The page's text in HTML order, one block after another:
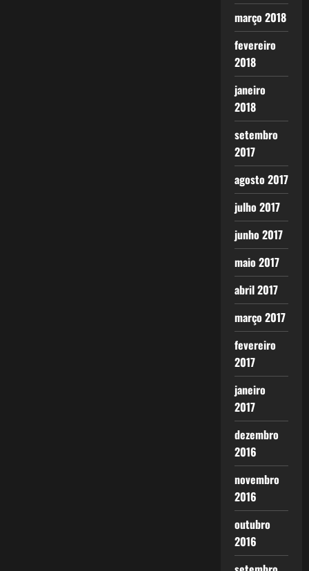
março 2018
fevereiro
2018
janeiro
2018
setembro
2017
agosto 2017
julho 2017
junho 2017
maio 2017
abril 2017
março 2017
fevereiro
2017
janeiro
2017
dezembro
2016
novembro
2016
outubro
2016